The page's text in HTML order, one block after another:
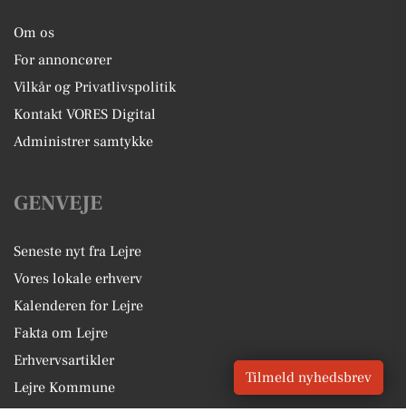
Om os
For annoncører
Vilkår og Privatlivspolitik
Kontakt VORES Digital
Administrer samtykke
GENVEJE
Seneste nyt fra Lejre
Vores lokale erhverv
Kalenderen for Lejre
Fakta om Lejre
Erhvervsartikler
Lejre Kommune
Tilmeld nyhedsbrev